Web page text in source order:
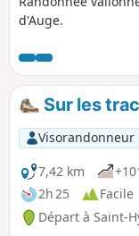
d'Auge.
Sur les
Visorandonneur
7,42 km
2h 25
Facile
Départ à Saint-